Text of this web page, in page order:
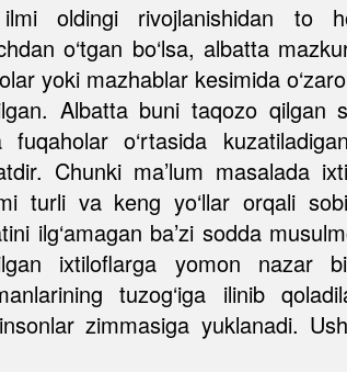
oldingi rivojlanishidan to
o‘tgan bo‘lsa, albatta
yoki mazhablar kesimida
Albatta buni taqozo qilgan
fuqaholar o‘rtasida
Chunki ma’lum masalada
turli va keng yo‘llar orqali
ilg‘amagan ba’zi sodda
ixtiloflarga yomon nazar
tuzog‘iga ilinib
zimmasiga yuklanadi.